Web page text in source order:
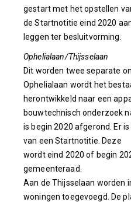
gestart met het opstellen
de Startnotitie eind 2020
leggen ter besluitvorming.
Ophelialaan/Thijsselaan
Dit worden twee separate
Ophelialaan wordt het
herontwikkeld naar een
bouwtechnisch onderzoek
is begin 2020 afgerond. Er
van een Startnotitie. Deze
wordt eind 2020 of begin
gemeenteraad.
Aan de Thijsselaan worden
woningen toegevoegd. De